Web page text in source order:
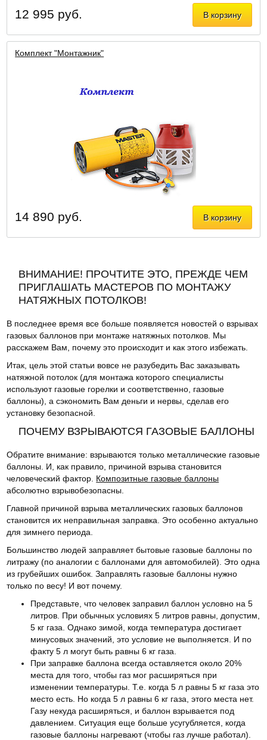
В корзину
12 995 руб.
Комплект "Монтажник"
В корзину
14 890 руб.
ВНИМАНИЕ! ПРОЧТИТЕ ЭТО, ПРЕЖДЕ ЧЕМ
ПРИГЛАШАТЬ МАСТЕРОВ ПО МОНТАЖУ
НАТЯЖНЫХ ПОТОЛКОВ!
В последнее время все больше появляется новостей о взрывах
газовых баллонов при монтаже натяжных потолков. Мы
расскажем Вам, почему это происходит и как этого избежать.
Итак, цель этой статьи вовсе не разубедить Вас заказывать
натяжной потолок (для монтажа которого специалисты
используют газовые горелки и соответственно, газовые
баллоны), а сэкономить Вам деньги и нервы, сделав его
установку безопасной.
ПОЧЕМУ ВЗРЫВАЮТСЯ ГАЗОВЫЕ БАЛЛОНЫ
Обратите внимание: взрываются только металлические газовые
баллоны. И, как правило, причиной взрыва становится
человеческий фактор. Композитные газовые баллоны
абсолютно взрывобезопасны.
Главной причиной взрыва металлических газовых баллонов
становится их неправильная заправка. Это особенно актуально
для зимнего периода.
Большинство людей заправляет бытовые газовые баллоны по
литражу (по аналогии с баллонами для автомобилей). Это одна
из грубейших ошибок. Заправлять газовые баллоны нужно
только по весу! И вот почему.
Представьте, что человек заправил баллон условно на 5
литров. При обычных условиях 5 литров равны, допустим,
5 кг газа. Однако зимой, когда температура достигает
минусовых значений, это условие не выполняется. И по
факту 5 л могут быть равны 6 кг газа.
При заправке баллона всегда оставляется около 20%
места для того, чтобы газ мог расширяться при
изменении температуры. Т.е. когда 5 л равны 5 кг газа это
место есть. Но когда 5 л равны 6 кг газа, этого места нет.
Газу некуда расширяться, и баллон взрывается под
давлением. Ситуация еще больше усугубляется, когда
газовые баллоны нагревают (чтобы газ лучше работал).